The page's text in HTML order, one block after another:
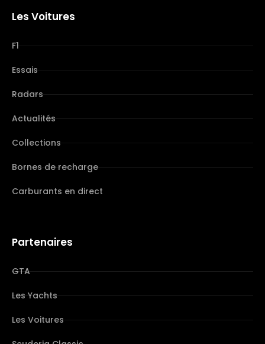
Les Voitures
F1
Essais
Radars
Actualités
Collections
Bornes de recharge
Carburants en direct
Partenaires
GTA
Les Yachts
Les Voitures